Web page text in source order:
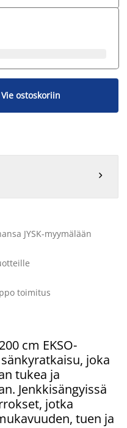
Vie ostoskoriin

JYSK-myymälään
toimitus
cm EKSO-
joka
tukea ja
Jenkkisängyissä
jotka
tuen ja